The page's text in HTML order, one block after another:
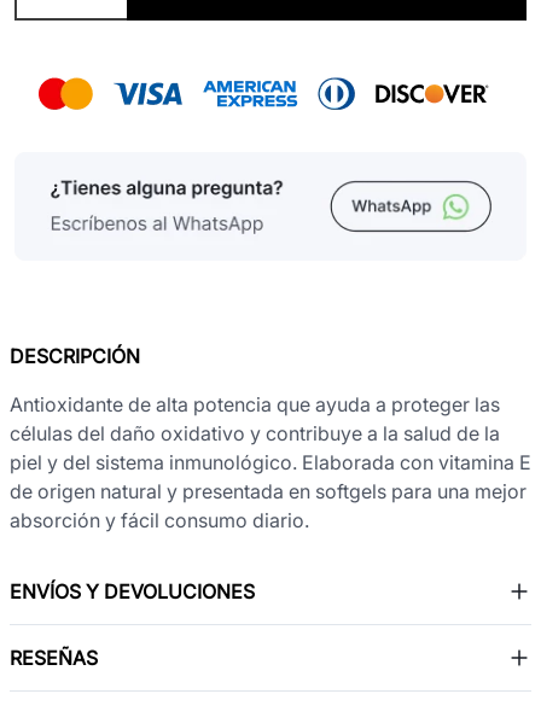
DESCRIPCIÓN
Antioxidante de alta potencia que ayuda a proteger las
células del daño oxidativo y contribuye a la salud de la
piel y del sistema inmunológico. Elaborada con vitamina E
de origen natural y presentada en softgels para una mejor
absorción y fácil consumo diario.
ENVÍOS Y DEVOLUCIONES
RESEÑAS